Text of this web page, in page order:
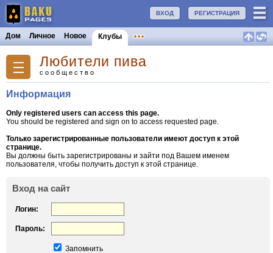
РЕГИСТРАЦИЯ
ВХОД
Дом Личное Новое Клубы
Любители пива
сообщество
Информация
Only registered users can access this page.
You should be registered and sign on to access requested page.
Только зарегистрированные пользователи имеют доступ к этой
странице.
Вы должны быть зарегистрированы и зайти под Вашем именем
пользователя, чтобы получить доступ к этой странице.
Вход на сайт
Логин:
Пароль:
Запомнить